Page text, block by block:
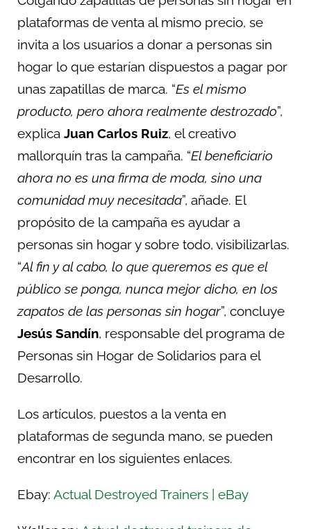
plataformas de venta al mismo precio, se
invita a los usuarios a donar a personas sin
hogar lo que estarían dispuestos a pagar por
unas zapatillas de marca. “Es el mismo
producto, pero ahora realmente destrozado”,
explica Juan Carlos Ruiz, el creativo
mallorquín tras la campaña. “El beneficiario
ahora no es una firma de moda, sino una
comunidad muy necesitada”, añade. El
propósito de la campaña es ayudar a
personas sin hogar y sobre todo, visibilizarlas.
“Al fin y al cabo, lo que queremos es que el
público se ponga, nunca mejor dicho, en los
zapatos de las personas sin hogar”, concluye
Jesús Sandín, responsable del programa de
Personas sin Hogar de Solidarios para el
Desarrollo.
Los artículos, puestos a la venta en
plataformas de segunda mano, se pueden
encontrar en los siguientes enlaces.
Ebay: Actual Destroyed Trainers | eBay